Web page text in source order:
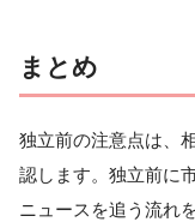
まとめ
独立前の注意点は、
認します。独立前に
ニュースを追う流れ